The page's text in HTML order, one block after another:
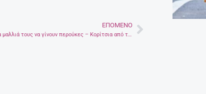
ΕΠΌΜΕΝΟ
Έδωσαν τα μαλλιά τους να γίνουν περούκες – Κορίτσια από το Ηράκλειο χάρισαν ελπίδα σε καρκινοπαθείςNext